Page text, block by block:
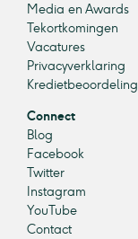
Media en Awards
Tekortkomingen
Vacatures
Privacyverklaring
Kredietbeoordeling
Connect
Blog
Facebook
Twitter
Instagram
YouTube
Contact